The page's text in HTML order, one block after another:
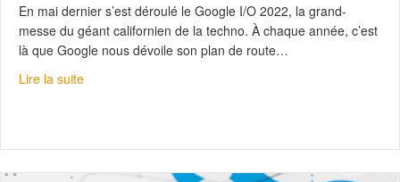
En mai dernier s’est déroulé le Google I/O 2022, la grand-
messe du géant californien de la techno. À chaque année, c’est
là que Google nous dévoile son plan de route…
Lire la suiteabout Google I/O 2022 : ce qui a été dévoilé